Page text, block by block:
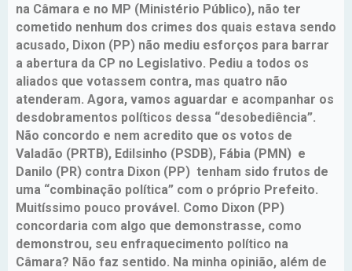
na Câmara e no MP (Ministério Público), não ter
cometido nenhum dos crimes dos quais estava sendo
acusado, Dixon (PP) não mediu esforços para barrar
a abertura da CP no Legislativo. Pediu a todos os
aliados que votassem contra, mas quatro não
atenderam. Agora, vamos aguardar e acompanhar os
desdobramentos políticos dessa “desobediência”.
Não concordo e nem acredito que os votos de
Valadão (PRTB), Edilsinho (PSDB), Fábia (PMN) e
Danilo (PR) contra Dixon (PP) tenham sido frutos de
uma “combinação política” com o próprio Prefeito.
Muitíssimo pouco provável. Como Dixon (PP)
concordaria com algo que demonstrasse, como
demonstrou, seu enfraquecimento político na
Câmara? Não faz sentido. Na minha opinião, além de